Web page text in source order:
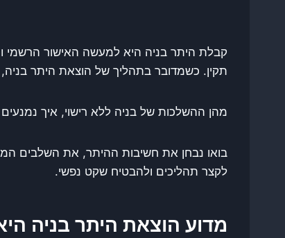
קבלת היתר בניה היא למעשה האישור הרשמי
תקין. כשמדובר בתהליך של הוצאת היתר
מהן ההשלכות של בניה ללא רישוי, איך
בואו נבחן את חשיבות ההיתר, את השלבים
לקצר תהליכים ולהבטיח שקט נפשי.
מדוע הוצאת היתר בניה